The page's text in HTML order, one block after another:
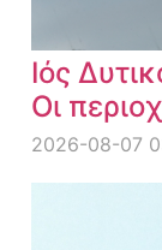
Ιός
Οι
2026-08-07